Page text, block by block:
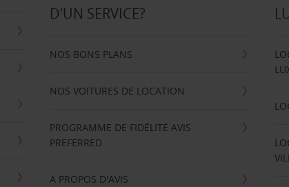
D'UN SERVICE?
NOS BONS PLANS
NOS VOITURES DE LOCATION
PROGRAMME DE FIDÉLITÉ AVIS
PREFERRED
A PROPOS D'AVIS